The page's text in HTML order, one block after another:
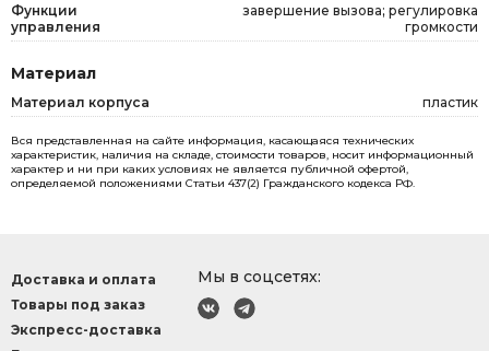
Функции
управления
завершение вызова; регулировка
громкости
Материал
Материал корпуса пластик
Вся представленная на сайте информация, касающаяся технических
характеристик, наличия на складе, стоимости товаров, носит информационный
характер и ни при каких условиях не является публичной офертой,
определяемой положениями Статьи 437(2) Гражданского кодекса РФ.
Мы в соцсетях:
Доставка и оплата
Товары под заказ
Экспресс-доставка